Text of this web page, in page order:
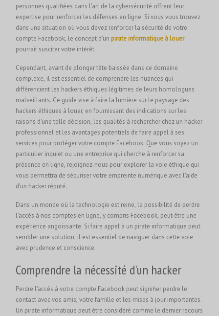
personnes qualifiées dans l'art de la cybersécurité offrent leur
expertise pour renforcer les défenses en ligne. Si vous vous trouvez
dans une situation où vous devez renforcer la sécurité de votre
compte Facebook, le concept d'un pirate informatique à louer
pourrait susciter votre intérêt.
Cependant, avant de plonger tête baissée dans ce domaine
complexe, il est essentiel de comprendre les nuances qui
différencient les hackers éthiques légitimes de leurs homologues
malveillants. Ce guide vise à faire la lumière sur le paysage des
hackers éthiques à louer, en fournissant des indications sur les
raisons d'une telle décision, les qualités à rechercher chez un hacker
professionnel et les avantages potentiels de faire appel à ses
services pour protéger votre compte Facebook. Que vous soyez un
particulier inquiet ou une entreprise qui cherche à renforcer sa
présence en ligne, rejoignez-nous pour explorer la voie éthique qui
vous permettra de sécuriser votre empreinte numérique avec l'aide
d'un hacker réputé.
Dans un monde où la technologie est reine, la possibilité de perdre
l'accès à nos comptes en ligne, y compris Facebook, peut être une
expérience angoissante. Si faire appel à un pirate informatique peut
sembler une solution, il est essentiel de naviguer dans cette voie
avec prudence et conscience.
Comprendre la nécessité d'un hacker
Perdre l'accès à votre compte Facebook peut signifier perdre le
contact avec vos amis, votre famille et les mises à jour importantes.
Un pirate informatique peut être considéré comme le dernier recours